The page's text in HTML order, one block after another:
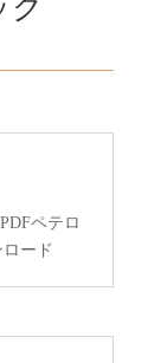
ク
ペテロ
ード